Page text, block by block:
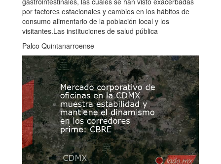
por factores estacionales y cambios en los hábitos de
consumo alimentario de la población local y los
visitantes.Las instituciones de salud pública
Palco Quintanarroense